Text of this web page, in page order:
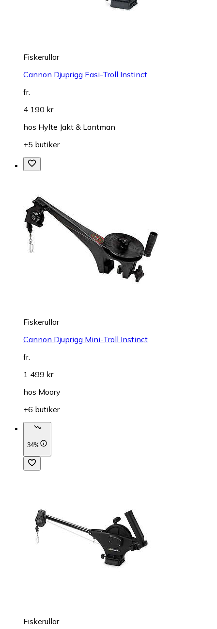
Fiskerullar
Cannon Djuprigg Easi-Troll Instinct
fr.
4 190 kr
hos Hylte Jakt & Lantman
+5 butiker
Fiskerullar
Cannon Djuprigg Mini-Troll Instinct
fr.
1 499 kr
hos Moory
+6 butiker
34%
Fiskerullar